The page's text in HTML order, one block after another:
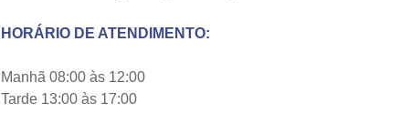
HORÁRIO DE ATENDIMENTO:
Manhã 08:00 às 12:00
Tarde 13:00 às 17:00